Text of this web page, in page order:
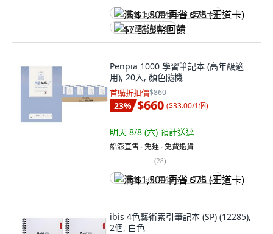
满 $1,500 再省 $75 (王道卡)
$7 酷澎幣回饋
Penpia 1000 學習筆記本 (高年級適
用), 20入, 顏色隨機
首購折扣價$860
23% $660 ($33.00/1個)
明天 8/8 (六) 預計送達
酷澎直售 ∙ 免運 ∙ 免費退貨
(28)
满 $1,500 再省 $75 (王道卡)
ibis 4色藝術索引筆記本 (SP) (12285),
2個, 白色